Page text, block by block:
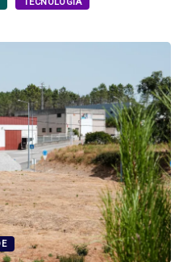
TECNOLOGIA